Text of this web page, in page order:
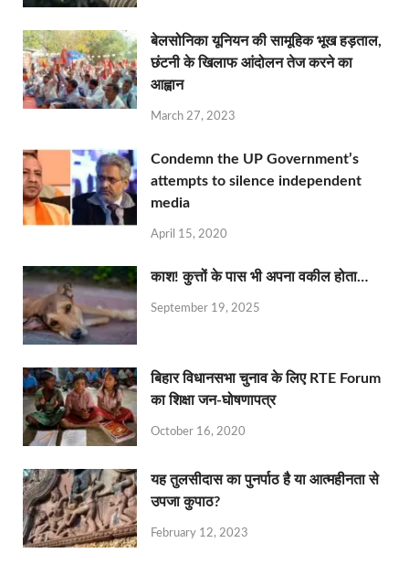
बेलसोनिका यूनियन की सामूहिक भूख हड़ताल,
छंटनी के खिलाफ आंदोलन तेज करने का
आह्वान
March 27, 2023
Condemn the UP Government’s
attempts to silence independent
media
April 15, 2020
काश! कुत्तों के पास भी अपना वकील होता…
September 19, 2025
बिहार विधानसभा चुनाव के लिए RTE Forum
का शिक्षा जन-घोषणापत्र
October 16, 2020
यह तुलसीदास का पुनर्पाठ है या आत्महीनता से
उपजा कुपाठ?
February 12, 2023